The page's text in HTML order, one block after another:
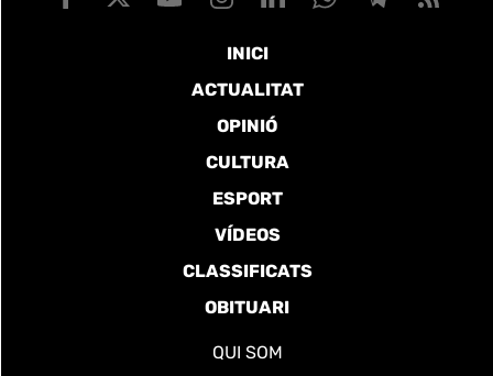
INICI
ACTUALITAT
OPINIÓ
CULTURA
ESPORT
VÍDEOS
CLASSIFICATS
OBITUARI
QUI SOM